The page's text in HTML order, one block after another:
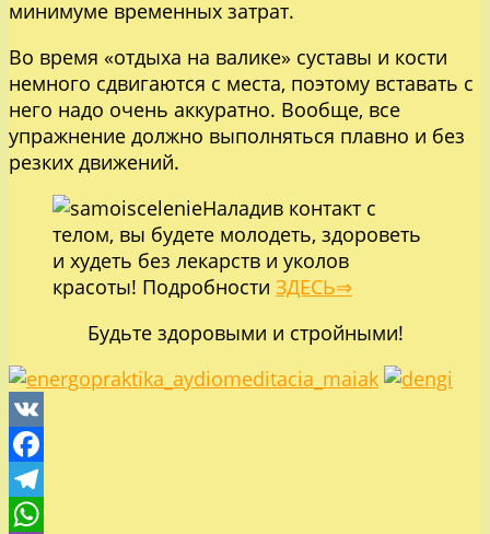
минимуме временных затрат.
Во время «отдыха на валике» суставы и кости
немного сдвигаются с места, поэтому вставать с
него надо очень аккуратно. Вообще, все
упражнение должно выполняться плавно и без
резких движений.
Наладив контакт с
телом, вы будете молодеть, здороветь
и худеть без лекарств и уколов
красоты! Подробности ЗДЕСЬ⇒
Будьте здоровыми и стройными!
VK
Facebook
Telegram